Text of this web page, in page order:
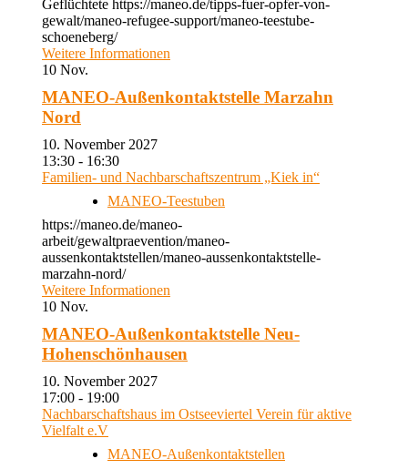
Geflüchtete https://maneo.de/tipps-fuer-opfer-von-
gewalt/maneo-refugee-support/maneo-teestube-
schoeneberg/
Weitere Informationen
10 Nov.
MANEO-Außenkontaktstelle Marzahn
Nord
10. November 2027
13:30 - 16:30
Familien- und Nachbarschaftszentrum „Kiek in“
MANEO-Teestuben
https://maneo.de/maneo-
arbeit/gewaltpraevention/maneo-
aussenkontaktstellen/maneo-aussenkontaktstelle-
marzahn-nord/
Weitere Informationen
10 Nov.
MANEO-Außenkontaktstelle Neu-
Hohenschönhausen
10. November 2027
17:00 - 19:00
Nachbarschaftshaus im Ostseeviertel Verein für aktive
Vielfalt e.V
MANEO-Außenkontaktstellen